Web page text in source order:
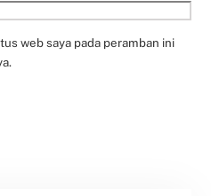
web saya pada peramban ini